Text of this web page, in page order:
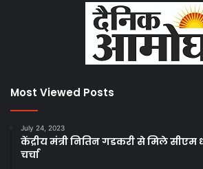
Most Viewed Posts
July 24, 2023
केंद्रीय मंत्री नितिन गडकरी से मिले सीएम
चर्चा